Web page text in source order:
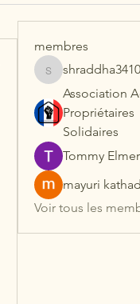
membres
shraddha3410
shraddha3410
Association
Propriétaires
Solidaires
Tommy
mayuri
Voir tous les